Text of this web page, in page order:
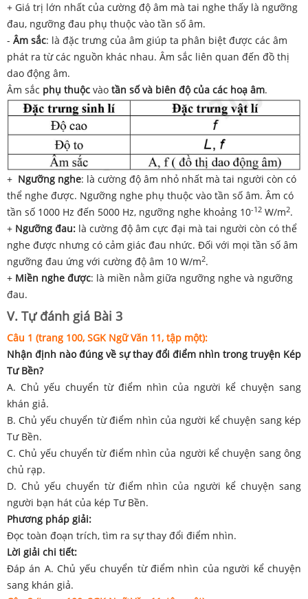
+ Giá trị lớn nhất của cường độ âm mà tai nghe thấy là ngưỡng
đau, ngưỡng đau phụ thuộc vào tần số âm.
- Âm sắc: là đặc trưng của âm giúp ta phân biệt được các âm
phát ra từ các nguồn khác nhau. Âm sắc liên quan đến đồ thị
dao động âm.
Âm sắc phụ thuộc vào tần số và biên độ của các hoạ âm.
+ Ngưỡng nghe: là cường độ âm nhỏ nhất mà tai người còn có
thể nghe được. Ngưỡng nghe phụ thuộc vào tần số âm. Âm có
tần số 1000 Hz đến 5000 Hz, ngưỡng nghe khoảng 10-12 W/m2.
+ Ngưỡng đau: là cường độ âm cực đại mà tai người còn có thể
nghe được nhưng có cảm giác đau nhức. Đối với mọi tần số âm
ngưỡng đau ứng với cường độ âm 10 W/m2.
+ Miền nghe được: là miền nằm giữa ngưỡng nghe và ngưỡng
đau.
V. Tự đánh giá Bài 3
Câu 1 (trang 100, SGK Ngữ Văn 11, tập một):
Nhận định nào đúng về sự thay đổi điểm nhìn trong truyện Kép
Tư Bền?
A. Chủ yếu chuyển từ điểm nhìn của người kể chuyện sang
khán giả.
B. Chủ yếu chuyển từ điểm nhìn của người kể chuyện sang kép
Tư Bền.
C. Chủ yếu chuyển từ điểm nhìn của người kể chuyện sang ông
chủ rạp.
D. Chủ yếu chuyển từ điểm nhìn của người kể chuyện sang
người bạn hát của kép Tư Bền.
Phương pháp giải:
Đọc toàn đoạn trích, tìm ra sự thay đổi điểm nhìn.
Lời giải chi tiết:
Đáp án A. Chủ yếu chuyển từ điểm nhìn của người kể chuyện
sang khán giả.